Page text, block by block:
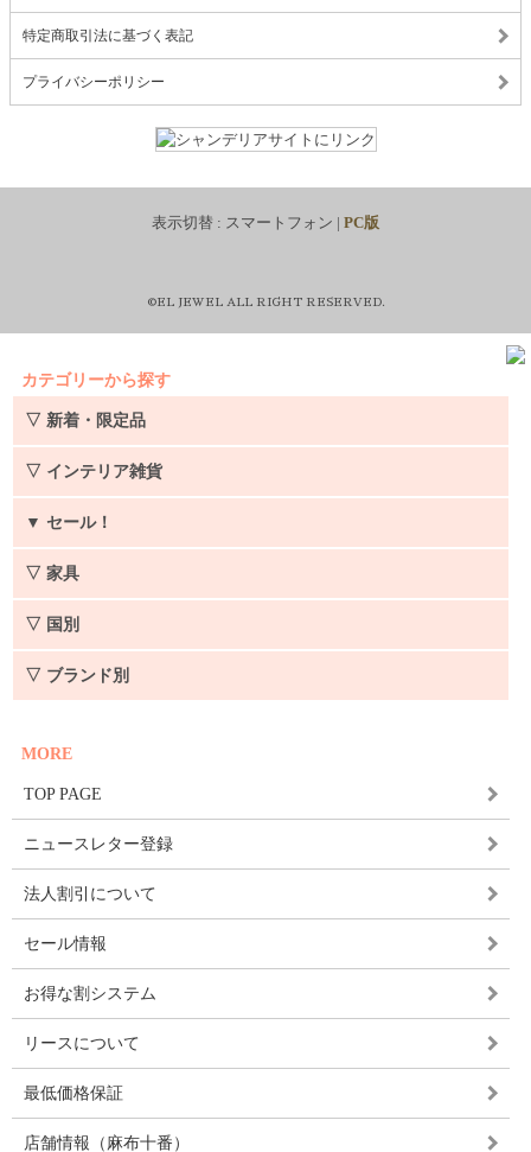
特定商取引法に基づく表記
プライバシーポリシー
表示切替 : スマートフォン | PC版
©EL JEWEL ALL RIGHT RESERVED.
カテゴリーから探す
▽ 新着・限定品
▽ インテリア雑貨
▼ セール！
▽ 家具
▽ 国別
▽ ブランド別
MORE
TOP PAGE
ニュースレター登録
法人割引について
セール情報
お得な割システム
リースについて
最低価格保証
店舗情報（麻布十番）